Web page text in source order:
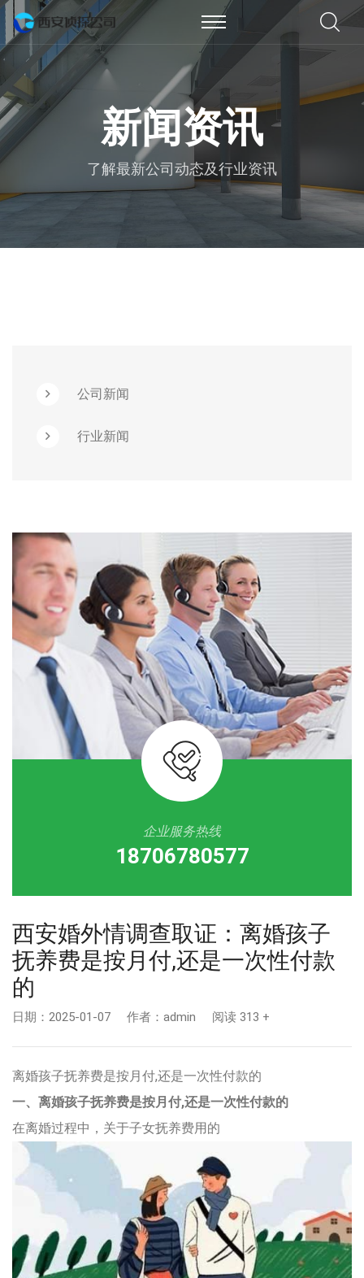
新闻资讯
了解最新公司动态及行业资讯
公司新闻
行业新闻
企业服务热线
18706780577
西安婚外情调查取证：离婚孩子
抚养费是按月付,还是一次性付款
的
日期：2025-01-07 作者：admin 阅读 313 +
离婚孩子抚养费是按月付,还是一次性付款的
一、离婚孩子抚养费是按月付,还是一次性付款的
在离婚过程中，关于子女抚养费用的